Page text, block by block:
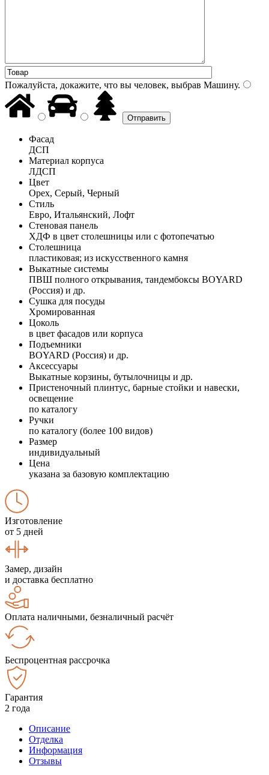
Пожалуйста, докажите, что вы человек, выбрав Машину.
Фасад
ДСП
Материал корпуса
ЛДСП
Цвет
Орех, Серый, Черный
Стиль
Евро, Итальянский, Лофт
Стеновая панель
ХДФ в цвет столешницы или с фотопечатью
Столешница
пластиковая; из искусственного камня
Выкатные системы
ПВШ полного открывания, тандембоксы BOYARD
(Россия) и др.
Сушка для посуды
Хромированная
Цоколь
в цвет фасадов или корпуса
Подъемники
BOYARD (Россия) и др.
Аксессуары
Выкатные корзины, бутылочницы и др.
Пристеночный плинтус, барные стойки и навески,
освещение
по каталогу
Ручки
по каталогу (более 100 видов)
Размер
индивидуальный
Цена
указана за базовую комплектацию
Изготовление
от 5 дней
Замер, дизайн
и доставка бесплатно
Оплата наличными, безналичный расчёт
Беспроцентная рассрочка
Гарантия
2 года
Описание
Отделка
Информация
Отзывы